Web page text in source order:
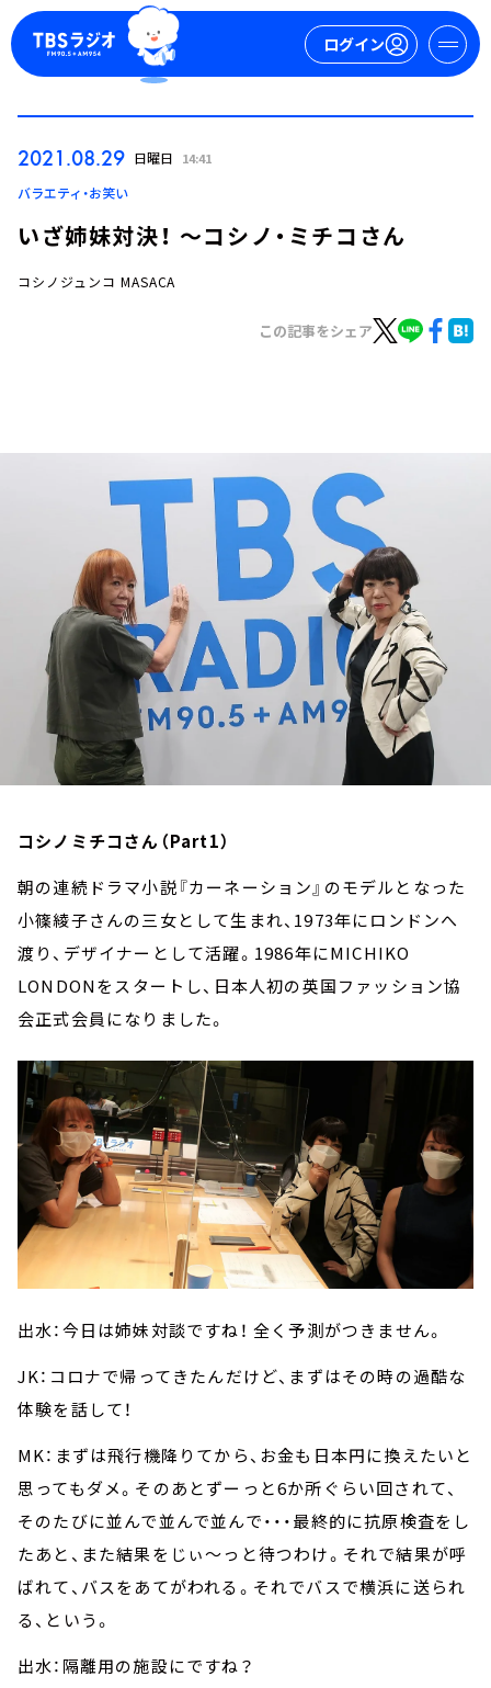
ログイン
ログイン
トピックス
TBS Podcast
お知らせ
イベント・グッズ
YouTube
会社情報
2021.08.29 日曜日 14:41
バラエティ・お笑い
いざ姉妹対決！ ～コシノ・ミチコさん
コシノジュンコ MASACA
この記事をシェア
コシノミチコさん（Part1）
朝の連続ドラマ小説『カーネーション』のモデルとなった
小篠綾子さんの三女として生まれ、1973年にロンドンへ
渡り、デザイナーとして活躍。1986年にMICHIKO
LONDONをスタートし、日本人初の英国ファッション協
会正式会員になりました。
出水：今日は姉妹対談ですね！ 全く予測がつきません。
JK：コロナで帰ってきたんだけど、まずはその時の過酷な
体験を話して！
MK：まずは飛行機降りてから、お金も日本円に換えたいと
思ってもダメ。そのあとずーっと6か所ぐらい回されて、
そのたびに並んで並んで並んで・・・最終的に抗原検査をし
たあと、また結果をじぃ～っと待つわけ。それで結果が呼
ばれて、バスをあてがわれる。それでバスで横浜に送られ
る、という。
出水：隔離用の施設にですね？